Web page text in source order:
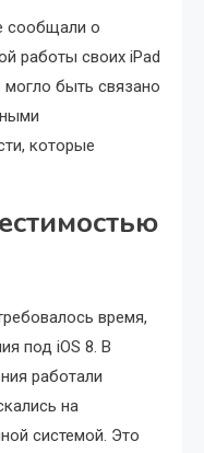
сообщали о
работы своих iPad
быть связано
которые
время,
под iOS 8. В
работали
на
системой. Это